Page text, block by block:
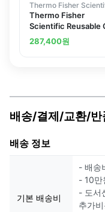
Thermo Fisher
Thermo Fisher
Scientific Reusable
Sleeve
287,400원
배송/결제/교환/반
배송 정보
기본 배송비
- 배송
- 10만
- 도서
추가